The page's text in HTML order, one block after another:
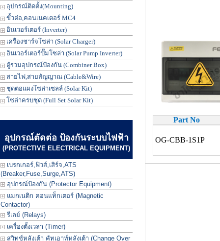
อุปกรณ์ติดตั้ง(Mounting)
ขั้วต่อ,คอนเนคเตอร์ MC4
อินเวอร์เตอร์ (Inverter)
เครื่องชาร์จโซล่า (Solar Charger)
อินเวอร์เตอร์ปั๊มโซล่า (Solar Pump Inverter)
ตู้รวมอุปกรณ์ป้องกัน (Combiner Box)
สายไฟ,สายสัญญาณ (Cable&Wire)
ชุดต่อแผงโซล่าเซลล์ (Solar Kit)
โซล่าครบชุด (Full Set Solar Kit)
อุปกรณ์ตัดต่อ ป้องกันระบบไฟฟ้า
(PROTECTIVE ELECTRICAL EQUIPMENT)
เบรกเกอร์,ฟิวส์,เสิร์จ,ATS
(Breaker,Fuse,Surge,ATS)
อุปกรณ์ป้องกัน (Protector Equipment)
แมกเนติก คอนแท็กเตอร์ (Magnetic
Contactor)
รีเลย์ (Relays)
เครื่องตั้งเวลา (Timer)
สวิทช์หลังเต้า คัทเอาท์หลังเต้า (Change Over
Part No
OG-CBB-1S1P